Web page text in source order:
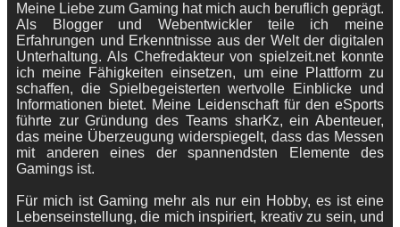
Meine Liebe zum Gaming hat mich auch beruflich geprägt.
Als Blogger und Webentwickler teile ich meine
Erfahrungen und Erkenntnisse aus der Welt der digitalen
Unterhaltung. Als Chefredakteur von spielzeit.net konnte
ich meine Fähigkeiten einsetzen, um eine Plattform zu
schaffen, die Spielbegeisterten wertvolle Einblicke und
Informationen bietet. Meine Leidenschaft für den eSports
führte zur Gründung des Teams sharKz, ein Abenteuer,
das meine Überzeugung widerspiegelt, dass das Messen
mit anderen eines der spannendsten Elemente des
Gamings ist.
Für mich ist Gaming mehr als nur ein Hobby, es ist eine
Lebenseinstellung, die mich inspiriert, kreativ zu sein, und